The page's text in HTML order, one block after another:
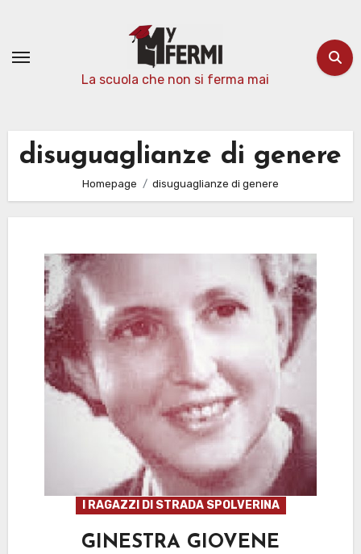
contenuto
La scuola che non si ferma mai
disuguaglianze di genere
Homepage disuguaglianze di genere
I RAGAZZI DI STRADA SPOLVERINA
GINESTRA GIOVENE